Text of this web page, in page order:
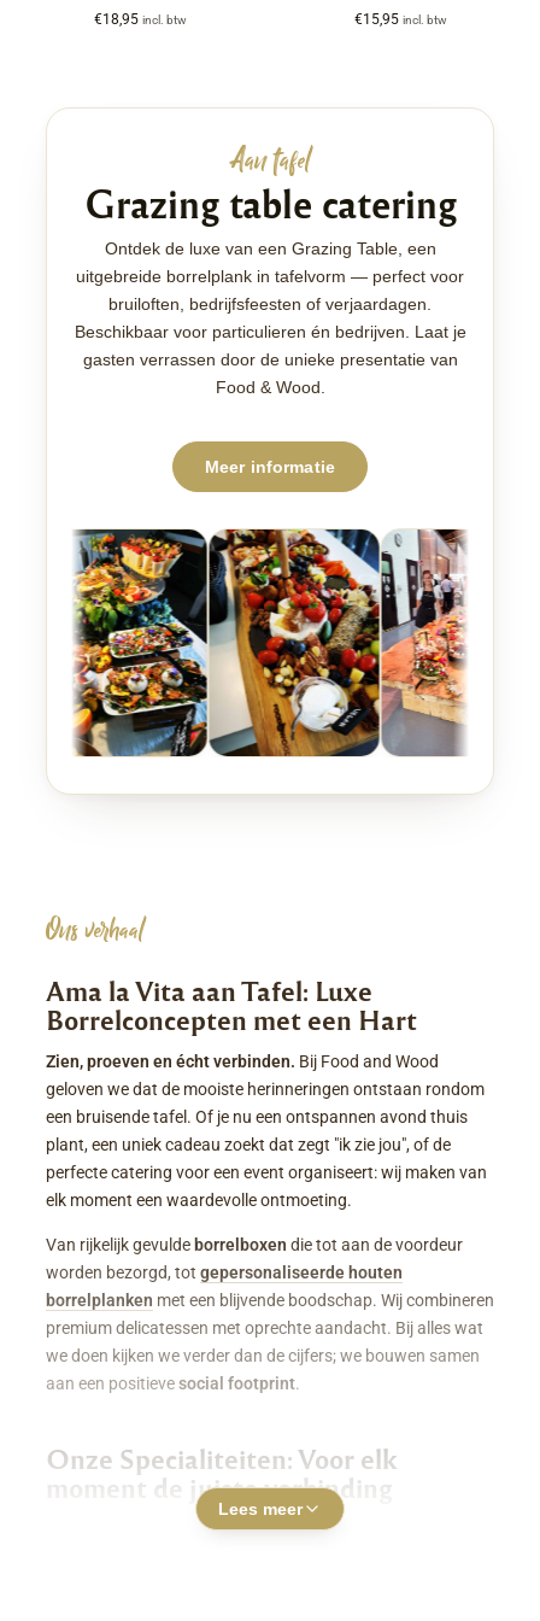
€18,95 incl. btw €15,95 incl. btw
Aan tafel
Grazing table catering
Ontdek de luxe van een Grazing Table, een
uitgebreide borrelplank in tafelvorm — perfect voor
bruiloften, bedrijfsfeesten of verjaardagen.
Beschikbaar voor particulieren én bedrijven. Laat je
gasten verrassen door de unieke presentatie van
Food & Wood.
Meer informatie
Ons verhaal
Ama la Vita aan Tafel: Luxe
Borrelconcepten met een Hart
Zien, proeven en écht verbinden. Bij Food and Wood
geloven we dat de mooiste herinneringen ontstaan rondom
een bruisende tafel. Of je nu een ontspannen avond thuis
plant, een uniek cadeau zoekt dat zegt "ik zie jou", of de
perfecte catering voor een event organiseert: wij maken van
elk moment een waardevolle ontmoeting.
Van rijkelijk gevuldeborrelboxen die tot aan de voordeur
worden bezorgd, tot gepersonaliseerde houten
borrelplanken met een blijvende boodschap. Wij combineren
premium delicatessen met oprechte aandacht. Bij alles wat
we doen kijken we verder dan de cijfers; we bouwen samen
aan een positievesocial footprint.
Onze Specialiteiten: Voor elk
moment de juiste verbinding
Luxe Borrelboxen & Borrelpakketten
Lees meer